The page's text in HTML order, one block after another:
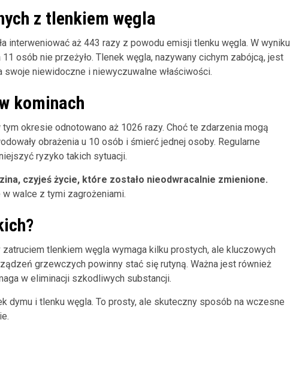
z tlenkiem węgla
interweniować aż 443 razy z powodu emisji tlenku węgla. W wyniku
osób nie przeżyło. Tlenek węgla, nazywany cichym zabójcą, jest
niewidoczne i niewyczuwalne właściwości.
kominach
okresie odnotowano aż 1026 razy. Choć te zdarzenia mogą
obrażenia u 10 osób i śmierć jednej osoby. Regularne
ryzyko takich sytuacji.
czyjeś życie, które zostało nieodwracalnie zmienione.
walce z tymi zagrożeniami.
tlenkiem węgla wymaga kilku prostych, ale kluczowych
grzewczych powinny stać się rutyną. Ważna jest również
w eliminacji szkodliwych substancji.
dymu i tlenku węgla. To prosty, ale skuteczny sposób na wczesne